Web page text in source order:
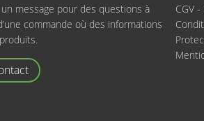
un message pour des questions à
commande où des informations
CGV